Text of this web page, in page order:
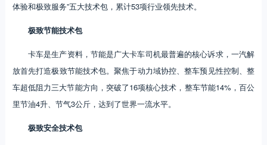
体验和极致服务”五大技术包，累计53项行业领先技术。
极致节能技术包
卡车是生产资料，节能是广大卡车司机最普遍的核心诉求，一汽解
放首先打造极致节能技术包。聚焦于动力域协控、整车预见性控制、整
车超低阻力三大节能方向，突破了16项核心技术，整车节能14%，百公
里节油4升、节气3公斤，达到了世界一流水平。
极致安全技术包